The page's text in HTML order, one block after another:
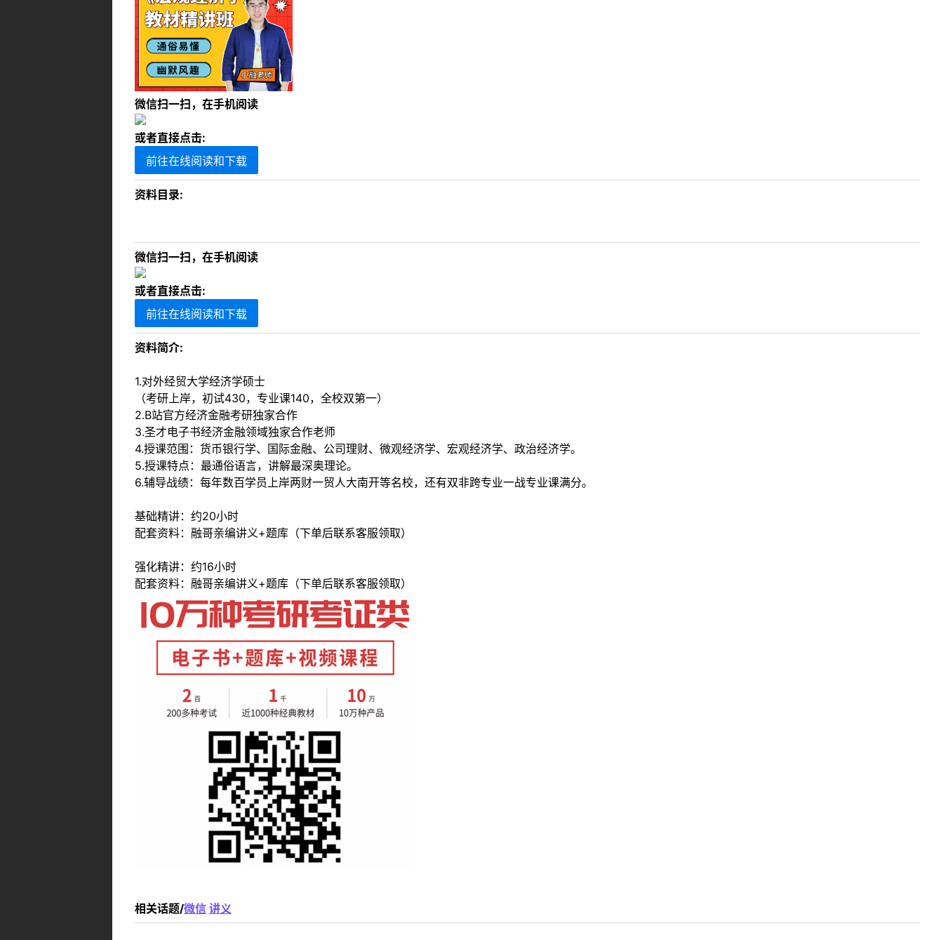
微信扫一扫，在手机阅读
或者直接点击:
前往在线阅读和下载
资料目录:
微信扫一扫，在手机阅读
或者直接点击:
前往在线阅读和下载
资料简介:
1.对外经贸大学经济学硕士
（考研上岸，初试430，专业课140，全校双第一）
2.B站官方经济金融考研独家合作
3.圣才电子书经济金融领域独家合作老师
4.授课范围：货币银行学、国际金融、公司理财、微观经济学、宏观经济学、政治经济学。
5.授课特点：最通俗语言，讲解最深奥理论。
6.辅导战绩：每年数百学员上岸两财一贸人大南开等名校，还有双非跨专业一战专业课满分。
基础精讲：约20小时
配套资料：融哥亲编讲义+题库（下单后联系客服领取）
强化精讲：约16小时
配套资料：融哥亲编讲义+题库（下单后联系客服领取）
相关话题/微信 讲义